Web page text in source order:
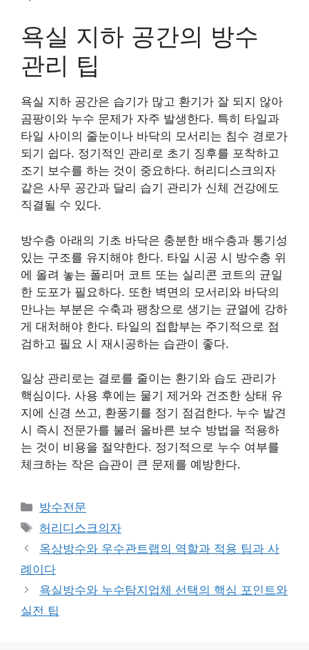
욕실 지하 공간의 방수
관리 팁
욕실 지하 공간은 습기가 많고 환기가 잘 되지 않아
곰팡이와 누수 문제가 자주 발생한다. 특히 타일과
타일 사이의 줄눈이나 바닥의 모서리는 침수 경로가
되기 쉽다. 정기적인 관리로 초기 징후를 포착하고
조기 보수를 하는 것이 중요하다. 허리디스크의자
같은 사무 공간과 달리 습기 관리가 신체 건강에도
직결될 수 있다.
방수층 아래의 기초 바닥은 충분한 배수층과 통기성
있는 구조를 유지해야 한다. 타일 시공 시 방수층 위
에 올려 놓는 폴리머 코트 또는 실리콘 코트의 균일
한 도포가 필요하다. 또한 벽면의 모서리와 바닥의
만나는 부분은 수축과 팽창으로 생기는 균열에 강하
게 대처해야 한다. 타일의 접합부는 주기적으로 점
검하고 필요 시 재시공하는 습관이 좋다.
일상 관리로는 결로를 줄이는 환기와 습도 관리가
핵심이다. 사용 후에는 물기 제거와 건조한 상태 유
지에 신경 쓰고, 환풍기를 정기 점검한다. 누수 발견
시 즉시 전문가를 불러 올바른 보수 방법을 적용하
는 것이 비용을 절약한다. 정기적으로 누수 여부를
체크하는 작은 습관이 큰 문제를 예방한다.
카
테
리
방수전문
태
그
허리디스크의자
옥상방수와 우수관트랩의 역할과 적용 팁과 사
례이다
욕실방수와 누수탐지업체 선택의 핵심 포인트와
실전 팁